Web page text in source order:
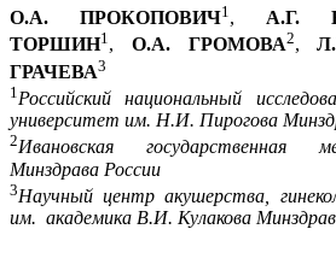
О.А. ПРОКОПОВИЧ1 , А.Г.
ТОРШИН1, О.А. ГРОМОВА2,
ГРАЧЕВА3
1 Российский национальный
университет им. Н.И. Пирогова
2Ивановская государственная
Минздрава России
3Научный центр акушерства,
им. академика В.И. Кулакова